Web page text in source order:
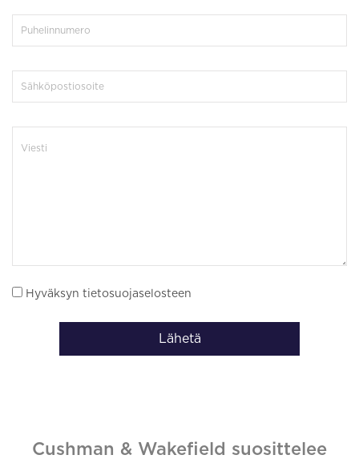
Hyväksyn tietosuojaselosteen
Lähetä
Cushman & Wakefield suosittelee